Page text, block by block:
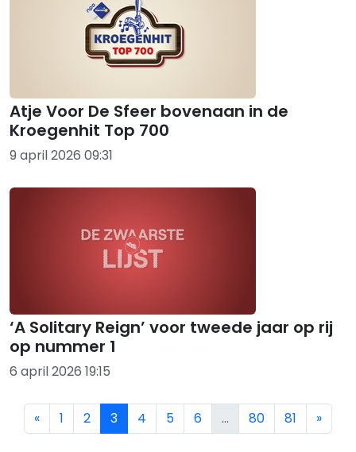
Atje Voor De Sfeer bovenaan in de
Kroegenhit Top 700
9 april 2026 09:31
‘A Solitary Reign’ voor tweede jaar op rij
op nummer 1
6 april 2026 19:15
« 1 2 3 4 5 6 … 80 81 »